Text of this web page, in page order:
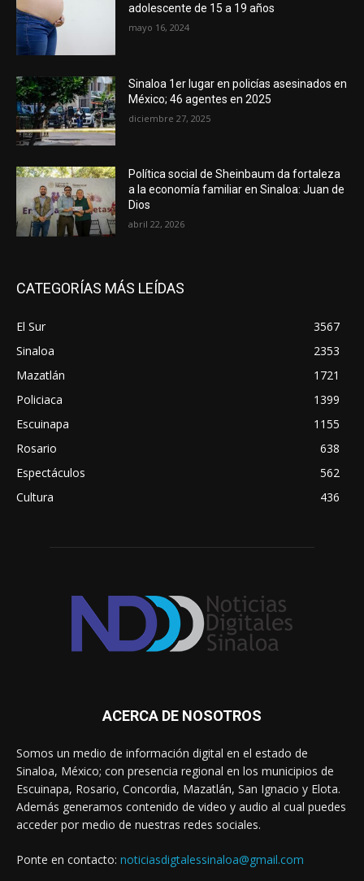
adolescente de 15 a 19 años
mayo 16, 2024
Sinaloa 1er lugar en policías asesinados en
México; 46 agentes en 2025
diciembre 27, 2025
Política social de Sheinbaum da fortaleza
a la economía familiar en Sinaloa: Juan de
Dios
abril 22, 2026
CATEGORÍAS MÁS LEÍDAS
El Sur
3567
Sinaloa
2353
Mazatlán
1721
Policiaca
1399
Escuinapa
1155
Rosario
638
Espectáculos
562
Cultura
436
ACERCA DE NOSOTROS
Somos un medio de información digital en el estado de
Sinaloa, México; con presencia regional en los municipios de
Escuinapa, Rosario, Concordia, Mazatlán, San Ignacio y Elota.
Además generamos contenido de video y audio al cual puedes
acceder por medio de nuestras redes sociales.
Ponte en contacto: noticiasdigtalessinaloa@gmail.com